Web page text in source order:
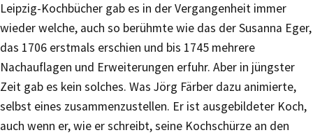
Leipzig-Kochbücher gab es in der Vergangenheit immer
wieder welche, auch so berühmte wie das der Susanna Eger,
das 1706 erstmals erschien und bis 1745 mehrere
Nachauflagen und Erweiterungen erfuhr. Aber in jüngster
Zeit gab es kein solches. Was Jörg Färber dazu animierte,
selbst eines zusammenzustellen. Er ist ausgebildeter Koch,
auch wenn er, wie er schreibt, seine Kochschürze an den